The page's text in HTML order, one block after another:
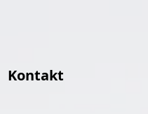
Kontakt